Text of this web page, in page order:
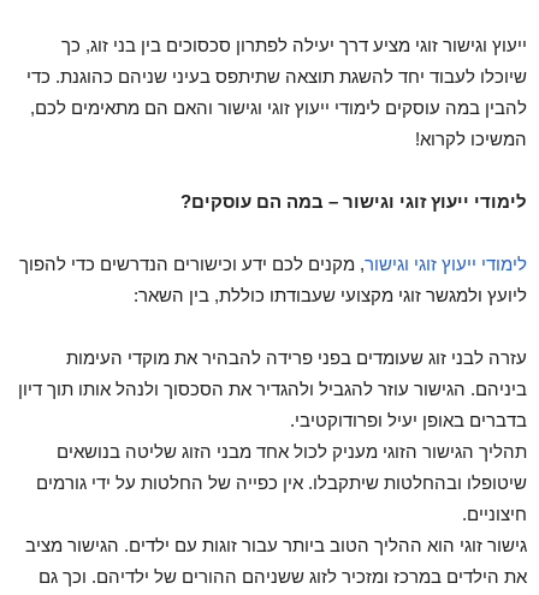
ייעוץ וגישור זוגי מציע דרך יעילה לפתרון סכסוכים בין בני זוג, כך
שיוכלו לעבוד יחד להשגת תוצאה שתיתפס בעיני שניהם כהוגנת. כדי
להבין במה עוסקים לימודי ייעוץ זוגי וגישור והאם הם מתאימים לכם,
המשיכו לקרוא!
לימודי ייעוץ זוגי וגישור – במה הם עוסקים?
לימודי ייעוץ זוגי וגישור, מקנים לכם ידע וכישורים הנדרשים כדי להפוך
ליועץ ולמגשר זוגי מקצועי שעבודתו כוללת, בין השאר:
עזרה לבני זוג שעומדים בפני פרידה להבהיר את מוקדי העימות
ביניהם. הגישור עוזר להגביל ולהגדיר את הסכסוך ולנהל אותו תוך דיון
בדברים באופן יעיל ופרודוקטיבי.
תהליך הגישור הזוגי מעניק לכול אחד מבני הזוג שליטה בנושאים
שיטופלו ובהחלטות שיתקבלו. אין כפייה של החלטות על ידי גורמים
חיצוניים.
גישור זוגי הוא ההליך הטוב ביותר עבור זוגות עם ילדים. הגישור מציב
את הילדים במרכז ומזכיר לזוג ששניהם ההורים של ילדיהם. וכך גם